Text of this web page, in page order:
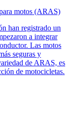
motos (ARAS)
han registrado un
a integrar
Las motos
seguras y
de ARAS, es
de motocicletas.